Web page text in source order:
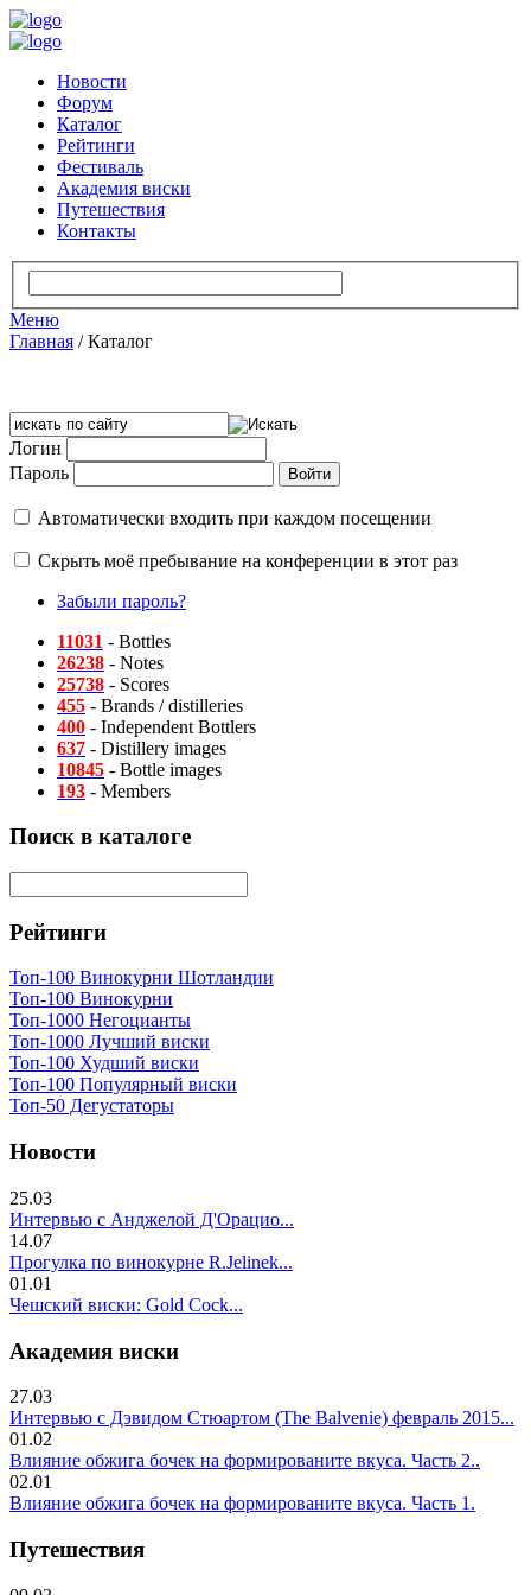
Новости
Форум
Каталог
Рейтинги
Фестиваль
Академия виски
Путешествия
Контакты
Меню
Главная /Каталог
Логин
Пароль
Автоматически входить при каждом посещении
Скрыть моё пребывание на конференции в этот раз
Забыли пароль?
11031 - Bottles
26238 - Notes
25738 - Scores
455 - Brands / distilleries
400 - Independent Bottlers
637 - Distillery images
10845 - Bottle images
193 - Members
Поиск в каталоге
Рейтинги
Топ-100 Винокурни Шотландии
Топ-100 Винокурни
Топ-1000 Негоцианты
Топ-1000 Лучший виски
Топ-100 Худший виски
Топ-100 Популярный виски
Топ-50 Дегустаторы
Новости
25.03
Интервью с Анджелой Д'Орацио...
14.07
Прогулка по винокурне R.Jelinek...
01.01
Чешский виски: Gold Cock...
Академия виски
27.03
Интервью с Дэвидом Стюартом (The Balvenie) февраль 2015...
01.02
Влияние обжига бочек на формированите вкуса. Часть 2..
02.01
Влияние обжига бочек на формированите вкуса. Часть 1.
Путешествия